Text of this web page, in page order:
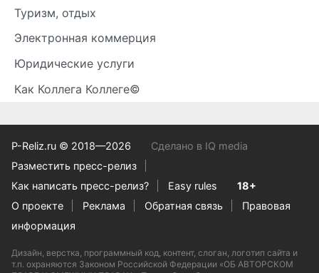
Туризм, отдых
Электронная коммерция
Юридические услуги
Как Коллега Коллеге©
P-Reliz.ru © 2018—2026
Сделано в IQ media
Разместить пресс-релиз
Как написать пресс-релиз?
Easy rules
18+
О проекте
Реклама Обратная связь
Правовая
информация
Дизайн, верстка, программный код, контент, слоган, логотип сайта и
т.п. охраняются Законом Российской Федерации «ОБ АВТОРСКОМ